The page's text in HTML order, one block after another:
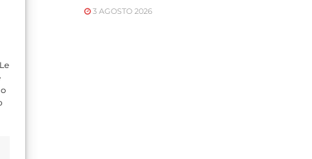
3 AGOSTO 2026